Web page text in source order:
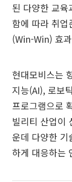
된 다양한 교육
함에 따라 취업
(Win-Win) 효
현대모비스는
지능(AI), 로보
프로그램으로
빌리티 산업이
운데 다양한 기
하게 대응하는